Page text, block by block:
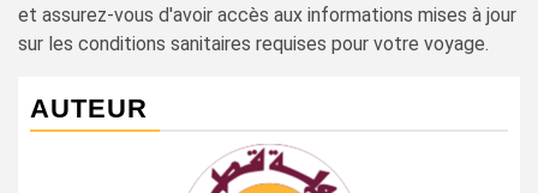
et assurez-vous d'avoir accès aux informations mises à jour
sur les conditions sanitaires requises pour votre voyage.
AUTEUR